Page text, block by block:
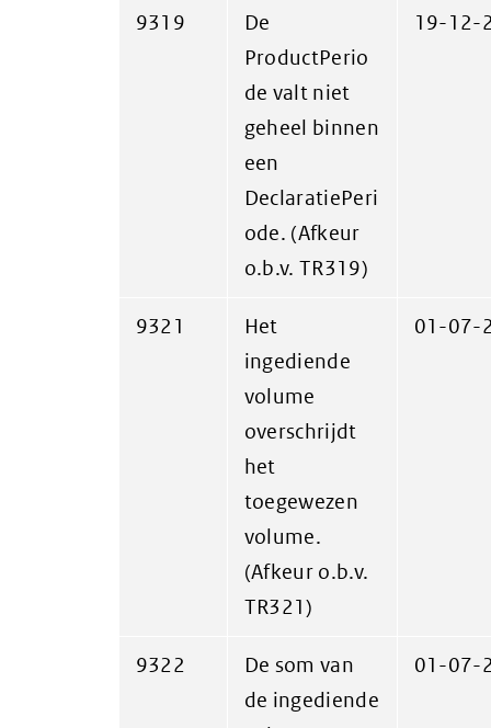
9319
De
ProductPerio
de valt niet
geheel binnen
een
DeclaratiePeri
ode. (Afkeur
o.b.v. TR319)
19-12-
9321
Het
ingediende
volume
overschrijdt
het
toegewezen
volume.
(Afkeur o.b.v.
TR321)
01-07-
9322
De som van
de ingediende
01-07-